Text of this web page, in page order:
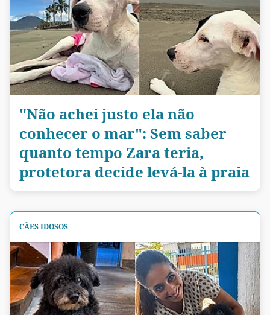
"Não achei justo ela não
conhecer o mar": Sem saber
quanto tempo Zara teria,
protetora decide levá-la à praia
CÃES IDOSOS